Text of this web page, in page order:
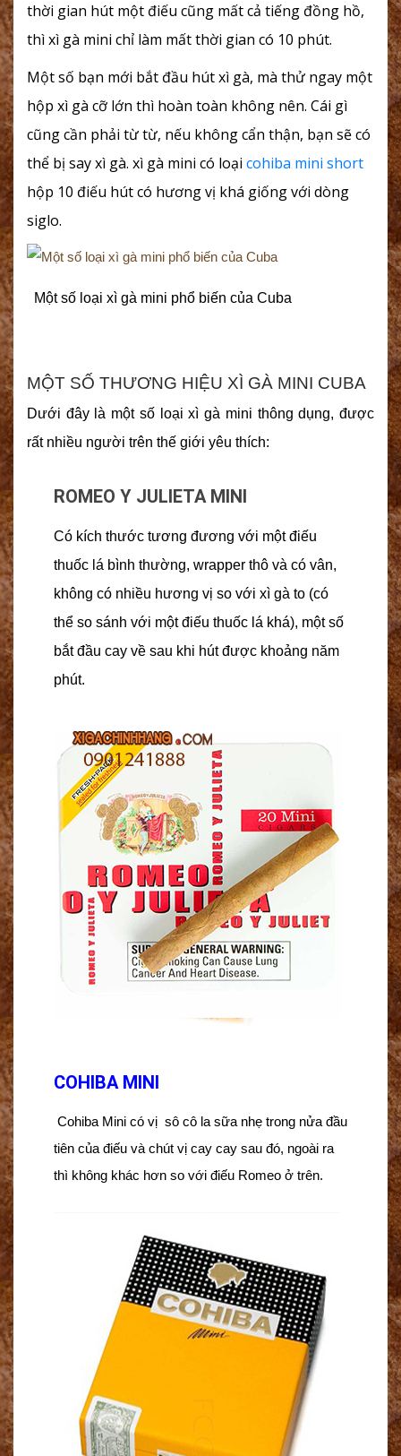
thời gian hút một điếu cũng mất cả tiếng đồng hồ,
thì xì gà mini chỉ làm mất thời gian có 10 phút.
Một số bạn mới bắt đầu hút xì gà, mà thử ngay một
hộp xì gà cỡ lớn thì hoàn toàn không nên. Cái gì
cũng cần phải từ từ, nếu không cẩn thận, bạn sẽ có
thể bị say xì gà. xì gà mini có loại cohiba mini short
hộp 10 điếu hút có hương vị khá giống với dòng
siglo.
Một số loại xì gà mini phổ biến của Cuba
MỘT SỐ THƯƠNG HIỆU XÌ GÀ MINI CUBA
Dưới đây là một số loại xì gà mini thông dụng, được
rất nhiều người trên thế giới yêu thích:
ROMEO Y JULIETA MINI
Có kích thước tương đương với một điếu
thuốc lá bình thường, wrapper thô và có vân,
không có nhiều hương vị so với xì gà to (có
thể so sánh với một điếu thuốc lá khá), một số
bắt đầu cay về sau khi hút được khoảng năm
phút.
COHIBA MINI
Cohiba Mini có vị sô cô la sữa nhẹ trong nửa đầu
tiên của điếu và chút vị cay cay sau đó, ngoài ra
thì không khác hơn so với điếu Romeo ở trên.